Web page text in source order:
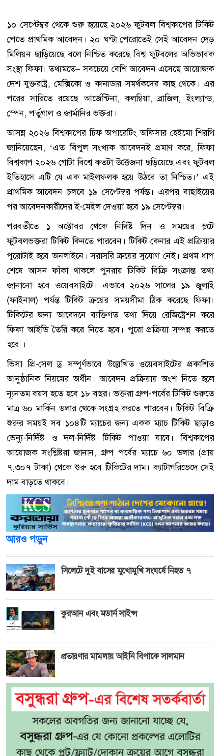
১০ সেপ্টেম্বর থেকে শুরু হয়েছে ২০২৬ ফুটবল বিশ্বকাপের টিকিট
পেতে প্রাথমিক আবেদন। ২০ ঘণ্টা পেরোতেই সেই আবেদন দেড়
মিলিয়ন ছাড়িয়েছে বলে নিশ্চিত করেছে বিশ্ব ফুটবলের অভিভাবক
সংস্থা ফিফা। তথ্যমতে– সবচেয়ে বেশি আবেদন এসেছে আয়োজক
দেশ যুক্তরাষ্ট্র, মেক্সিকো ও কানাডার সমর্থকদের কাছ থেকে। এর
পরের সারিতে রয়েছে আর্জেন্টিনা, কলম্বিয়া, ব্রাজিল, ইংল্যান্ড,
স্পেন, পর্তুগাল ও জার্মানির ভক্তরা।
আসন্ন ২০২৬ বিশ্বকাপের চিফ অপারেটিং অফিসার হেইমো শিরগি
জানিয়েছেন, ‘এত বিপুল সংখ্যক আবেদনই প্রমাণ করে, ফিফা
বিশ্বকাপ ২০২৬ গোটা বিশ্বে কতটা উত্তেজনা ছড়িয়েছে এবং ফুটবল
ইতিহাসে এটি যে এক মাইলফলক হয়ে উঠবে তা নিশ্চিত।’ এই
প্রাথমিক আবেদন চলবে ১৯ সেপ্টেম্বর পর্যন্ত। এরপর বাছাইয়ের
পর আবেদনকারীদের ই-মেইল দেওয়া হবে ১৯ সেপ্টেম্বর।
পরবর্তীতে ১ অক্টোবর থেকে নির্দিষ্ট দিন ও সময়ের স্লটে
ফুটবলভক্তরা টিকিট কিনতে পারবেন। টিকিট কেনার এই প্রক্রিয়ার
পুরোটাই হবে অনলাইনে। সরাসরি ক্রয়ের সুযোগ নেই। প্রথম ধাপ
শেষে আসন ফাঁকা থাকলে পুনরায় টিকিট বিক্রি সংক্রান্ত তথ্য
জানানো হবে ওয়েবসাইটে। এভাবে ২০২৬ সালের ১৯ জুলাই
(ফাইনাল) পর্যন্ত টিকিট ক্রয়ের সময়সীমা ঠিক করেছে ফিফা।
টিকিটের জন্য আবেদনে ব্যক্তিগত তথ্য দিয়ে রেজিষ্ট্রেশন করে
ফিফা আইডি তৈরি করে নিতে হবে। পুরো প্রক্রিয়া সম্পন্ন করতে
হবে ।
ভিসা প্রি-সেল ড্র সম্পূর্ণভাবে উল্লেখিত ওয়েবসাইটের প্রকাশিত
আনুষ্ঠানিক নিয়মের অধীন। আবেদন প্রক্রিয়ায় অংশ নিতে হলে
ন্যূনতম বয়স হতে হবে ১৮ বছর। ভক্তরা গ্রুপ-পর্বের টিকিট শুরুতে
মাত্র ৬০ মার্কিন ডলার থেকে সংগ্রহ করতে পারবেন। টিকিট বিক্রি
শুরুর সময়ই সব ১০৪টি ম্যাচের জন্য একক ম্যাচ টিকিট ছাড়াও
ভেন্যু-নির্দিষ্ট ও দল-নির্দিষ্ট টিকিট পাওয়া যাবে। বিশ্বকাপের
আয়োজক সংশ্লিষ্টরা জানান, গ্রুপ পর্বের ম্যাচে ৬০ ডলার (প্রায়
৭,৩০৭ টাকা) থেকে শুরু হবে টিকিটের দাম। ক্যাটাগরিভেদে সেই
দাম বাড়তে থাকবে।
আরও পড়ুন
সিলেটে দুই বাসের মুখোমুখি সংঘর্ষে নিহত ৭
কুরআন এবং মডার্ন সাইন্স
প্রতারণার মামলায় আইনি বিপাকে সালমান